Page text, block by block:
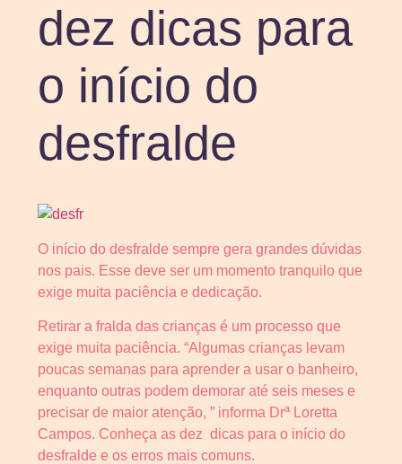
dez dicas para
o início do
desfralde
O início do desfralde sempre gera grandes dúvidas
nos pais. Esse deve ser um momento tranquilo que
exige muita paciência e dedicação.
Retirar a fralda das crianças é um processo que
exige muita paciência. “Algumas crianças levam
poucas semanas para aprender a usar o banheiro,
enquanto outras podem demorar até seis meses e
precisar de maior atenção, ” informa Drª Loretta
Campos. Conheça as dez dicas para o início do
desfralde e os erros mais comuns.